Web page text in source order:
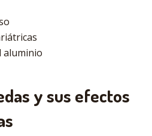
aluminio
y sus efectos